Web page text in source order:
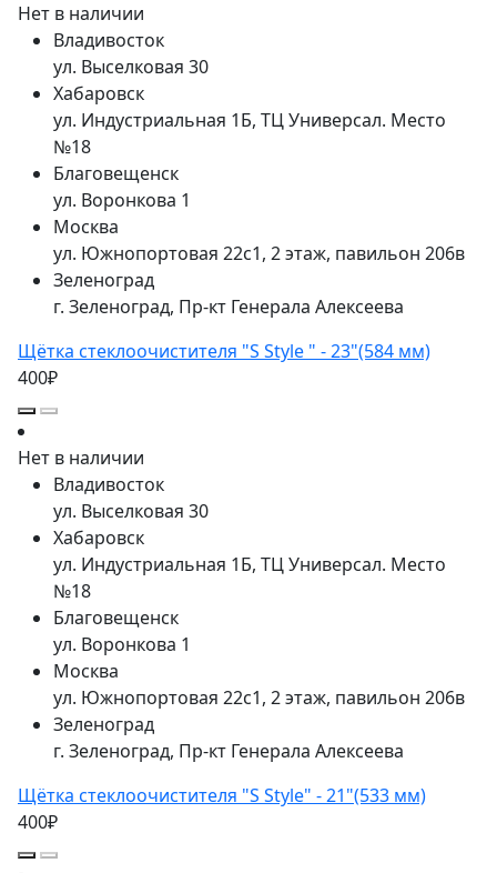
Нет в наличии
Владивосток
ул. Выселковая 30
Хабаровск
ул. Индустриальная 1Б, ТЦ Универсал. Место
№18
Благовещенск
ул. Воронкова 1
Москва
ул. Южнопортовая 22с1, 2 этаж, павильон 206в
Зеленоград
г. Зеленоград, Пр-кт Генерала Алексеева
Щётка стеклоочистителя "S Style " - 23"(584 мм)
400₽
Нет в наличии
Владивосток
ул. Выселковая 30
Хабаровск
ул. Индустриальная 1Б, ТЦ Универсал. Место
№18
Благовещенск
ул. Воронкова 1
Москва
ул. Южнопортовая 22с1, 2 этаж, павильон 206в
Зеленоград
г. Зеленоград, Пр-кт Генерала Алексеева
Щётка стеклоочистителя "S Style" - 21"(533 мм)
400₽